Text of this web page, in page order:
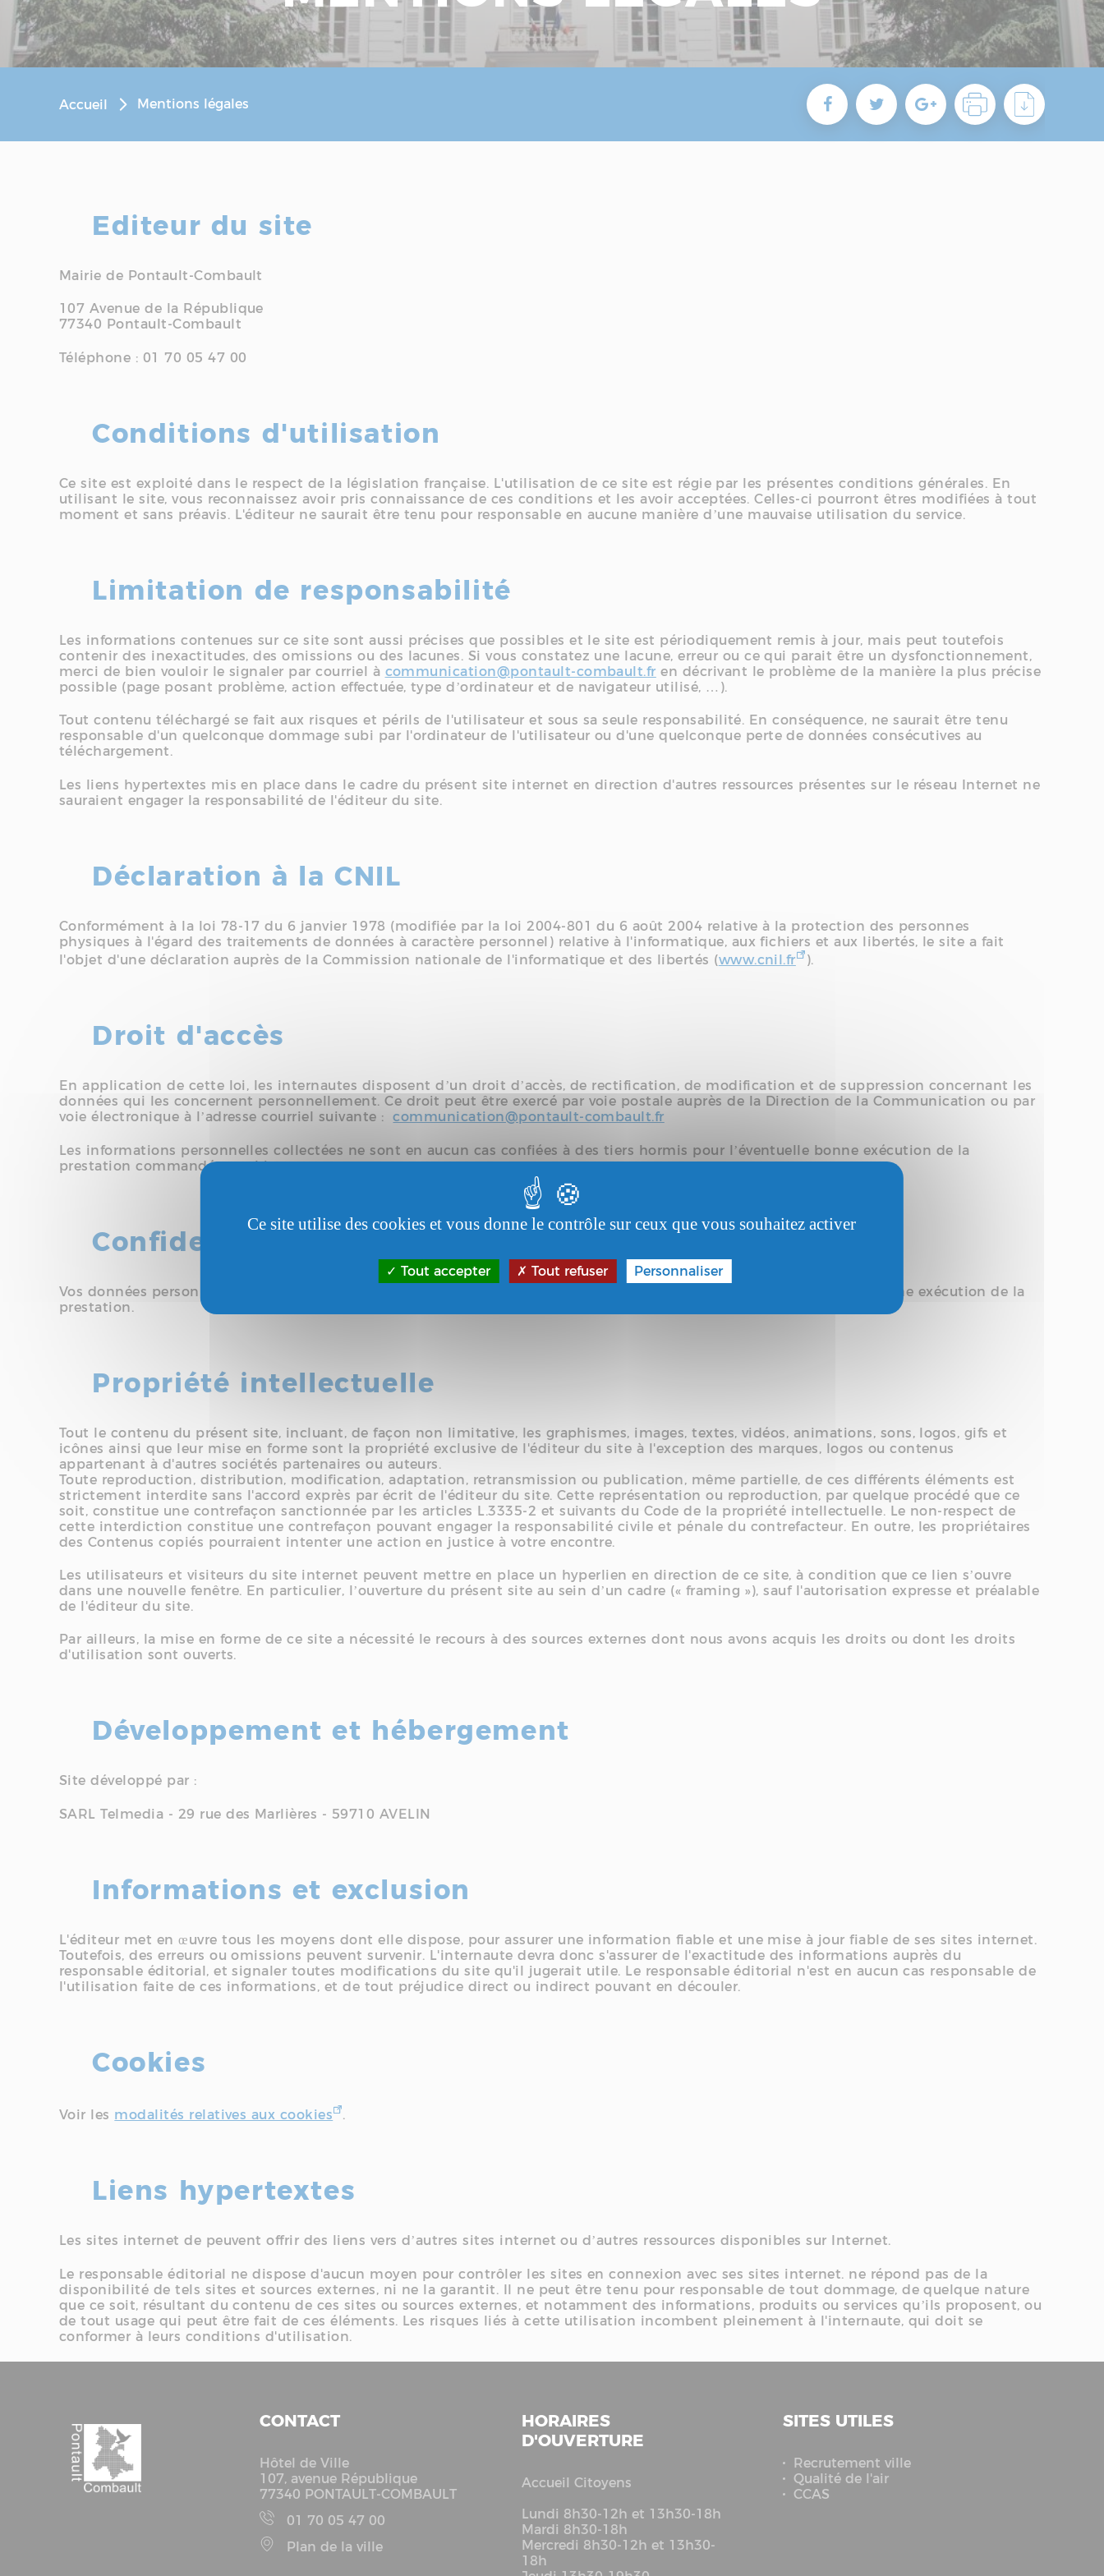
Accueil Mentions légales
Editeur du site
Mairie de Pontault-Combault
107 Avenue de la République
77340 Pontault-Combault
Téléphone : 01 70 05 47 00
Conditions d'utilisation
Ce site est exploité dans le respect de la législation française. L'utilisation de ce site est régie par les présentes conditions générales. En
utilisant le site, vous reconnaissez avoir pris connaissance de ces conditions et les avoir acceptées. Celles-ci pourront êtres modifiées à tout
moment et sans préavis. L'éditeur ne saurait être tenu pour responsable en aucune manière d’une mauvaise utilisation du service.
Limitation de responsabilité
Les informations contenues sur ce site sont aussi précises que possibles et le site est périodiquement remis à jour, mais peut toutefois
contenir des inexactitudes, des omissions ou des lacunes. Si vous constatez une lacune, erreur ou ce qui parait être un dysfonctionnement,
merci de bien vouloir le signaler par courriel à communication@pontault-combault.fr en décrivant le problème de la manière la plus précise
possible (page posant problème, action effectuée, type d’ordinateur et de navigateur utilisé, …).
Tout contenu téléchargé se fait aux risques et périls de l'utilisateur et sous sa seule responsabilité. En conséquence, ne saurait être tenu
responsable d'un quelconque dommage subi par l'ordinateur de l'utilisateur ou d'une quelconque perte de données consécutives au
téléchargement.
Les liens hypertextes mis en place dans le cadre du présent site internet en direction d'autres ressources présentes sur le réseau Internet ne
sauraient engager la responsabilité de l'éditeur du site.
Déclaration à la CNIL
Conformément à la loi 78-17 du 6 janvier 1978 (modifiée par la loi 2004-801 du 6 août 2004 relative à la protection des personnes
physiques à l'égard des traitements de données à caractère personnel) relative à l'informatique, aux fichiers et aux libertés, le site a fait
l'objet d'une déclaration auprès de la Commission nationale de l'informatique et des libertés (www.cnil.fr ).
Droit d'accès
En application de cette loi, les internautes disposent d’un droit d’accès, de rectification, de modification et de suppression concernant les
données qui les concernent personnellement. Ce droit peut être exercé par voie postale auprès de la Direction de la Communication ou par
voie électronique à l’adresse courriel suivante :communication@pontault-combault.fr
Les informations personnelles collectées ne sont en aucun cas confiées à des tiers hormis pour l’éventuelle bonne exécution de la
prestation commandée par l’internaute.
Confidentialité
Vos données personnelles sont confidentielles et ne seront en aucun cas communiquées à des tiers hormis pour la bonne exécution de la
prestation.
Propriété intellectuelle
Tout le contenu du présent site, incluant, de façon non limitative, les graphismes, images, textes, vidéos, animations, sons, logos, gifs et
icônes ainsi que leur mise en forme sont la propriété exclusive de l'éditeur du site à l'exception des marques, logos ou contenus
appartenant à d'autres sociétés partenaires ou auteurs.
Toute reproduction, distribution, modification, adaptation, retransmission ou publication, même partielle, de ces différents éléments est
strictement interdite sans l'accord exprès par écrit de l'éditeur du site. Cette représentation ou reproduction, par quelque procédé que ce
soit, constitue une contrefaçon sanctionnée par les articles L.3335-2 et suivants du Code de la propriété intellectuelle. Le non-respect de
cette interdiction constitue une contrefaçon pouvant engager la responsabilité civile et pénale du contrefacteur. En outre, les propriétaires
des Contenus copiés pourraient intenter une action en justice à votre encontre.
Les utilisateurs et visiteurs du site internet peuvent mettre en place un hyperlien en direction de ce site, à condition que ce lien s’ouvre
dans une nouvelle fenêtre. En particulier, l’ouverture du présent site au sein d’un cadre (« framing »), sauf l'autorisation expresse et préalable
de l'éditeur du site.
Par ailleurs, la mise en forme de ce site a nécessité le recours à des sources externes dont nous avons acquis les droits ou dont les droits
d'utilisation sont ouverts.
Développement et hébergement
Site développé par :
SARL Telmedia - 29 rue des Marlières - 59710 AVELIN
Informations et exclusion
L'éditeur met en œuvre tous les moyens dont elle dispose, pour assurer une information fiable et une mise à jour fiable de ses sites internet.
Toutefois, des erreurs ou omissions peuvent survenir. L'internaute devra donc s'assurer de l'exactitude des informations auprès du
responsable éditorial, et signaler toutes modifications du site qu'il jugerait utile. Le responsable éditorial n'est en aucun cas responsable de
l'utilisation faite de ces informations, et de tout préjudice direct ou indirect pouvant en découler.
Cookies
Voir les modalités relatives aux cookies .
Liens hypertextes
Les sites internet de peuvent offrir des liens vers d’autres sites internet ou d’autres ressources disponibles sur Internet.
Le responsable éditorial ne dispose d'aucun moyen pour contrôler les sites en connexion avec ses sites internet. ne répond pas de la
disponibilité de tels sites et sources externes, ni ne la garantit. Il ne peut être tenu pour responsable de tout dommage, de quelque nature
que ce soit, résultant du contenu de ces sites ou sources externes, et notamment des informations, produits ou services qu’ils proposent, ou
de tout usage qui peut être fait de ces éléments. Les risques liés à cette utilisation incombent pleinement à l'internaute, qui doit se
conformer à leurs conditions d'utilisation.
CONTACT
Hôtel de Ville
107, avenue République
77340 PONTAULT-COMBAULT
01 70 05 47 00
Plan de la ville
HORAIRES
D'OUVERTURE
Accueil Citoyens
Lundi 8h30-12h et 13h30-18h
Mardi 8h30-18h
Mercredi 8h30-12h et 13h30-
18h
SITES UTILES
Recrutement ville
Qualité de l'air
CCAS
Ce site utilise des cookies et vous donne le contrôle sur ceux que vous souhaitez activer
Tout accepter Tout refuser Personnaliser